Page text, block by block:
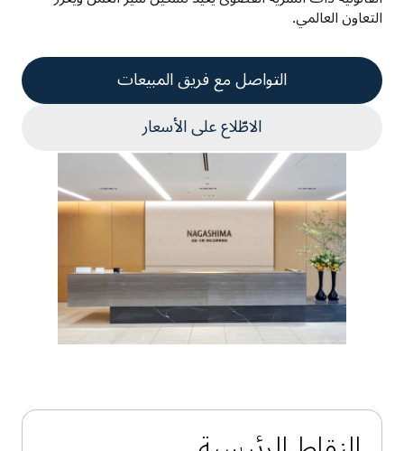
التعاون العالمي.
التواصل مع فريق المبيعات
الاطّلاع على الأسعار